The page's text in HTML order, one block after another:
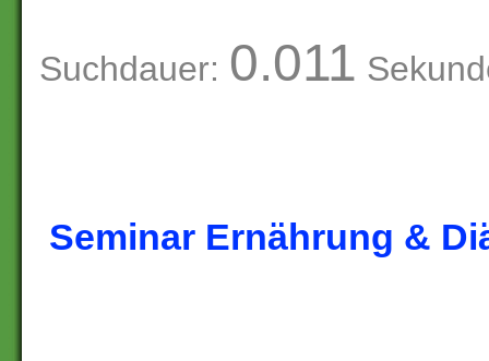
Suchdauer: 0.011
Seminar Ernährung &